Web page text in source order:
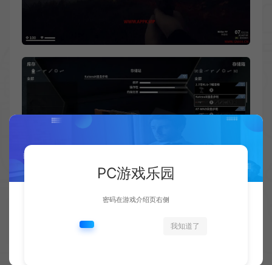
PC游戏乐园
密码在游戏介绍页右侧
我知道了